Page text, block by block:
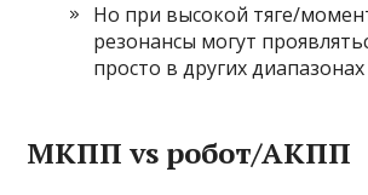
Но при высокой тяге/
резонансы могут
просто в других
МКПП vs робот/АКПП